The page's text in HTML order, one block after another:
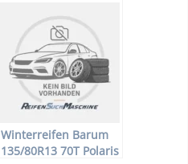
Winterreifen Barum
135/80R13 70T Polaris